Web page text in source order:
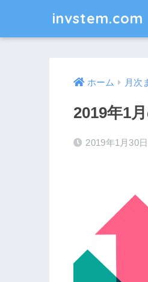
invstem.com
ホーム 月次
2019年1
2019年1月30日